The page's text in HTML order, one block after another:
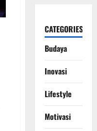
CATEGORIES
Budaya
Inovasi
Lifestyle
Motivasi